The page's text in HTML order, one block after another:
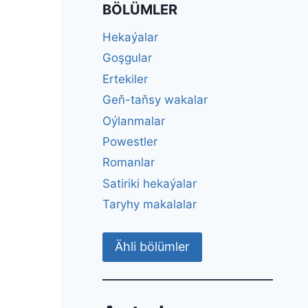
BÖLÜMLER
Hekaýalar
Goşgular
Ertekiler
Geň-taňsy wakalar
Oýlanmalar
Powestler
Romanlar
Satiriki hekaýalar
Taryhy makalalar
Ähli bölümler